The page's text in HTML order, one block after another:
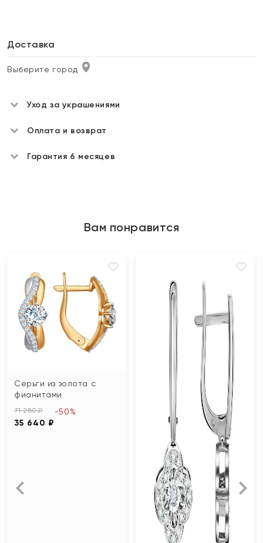
Доставка
Выберите город
Уход за украшениями
Оплата и возврат
Гарантия 6 месяцев
Вам понравится
Серьги из золота с
фианитами
71 280 ₽
35 640 ₽
-50%